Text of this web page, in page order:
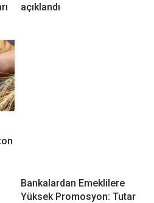
açıklandı
Bankalardan Emeklilere
Yüksek Promosyon: Tutar